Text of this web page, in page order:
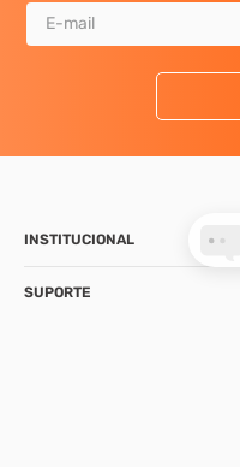
INSTITUCIONAL
SUPORTE